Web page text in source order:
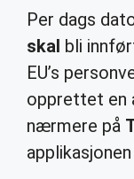
Per dags
skal bli
EU’s
opprettet en
nærmere på